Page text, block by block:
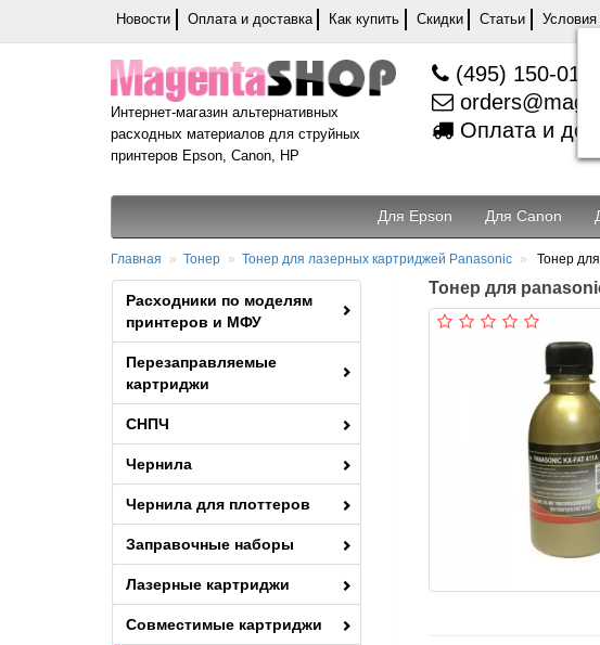
Новости Оплата и доставка Как купить Скидки Статьи Условия
Интернет-магазин альтернативных
расходных материалов для струйных
принтеров Epson, Canon, HP
(495) 150-01-37
Оплата и
Для Epson Для Canon
Главная Тонер Тонер для лазерных картриджей Panasonic Тонер
Расходники по моделям
принтеров и МФУ
Перезаправляемые
картриджи
СНПЧ
Чернила
Чернила для плоттеров
Заправочные наборы
Лазерные картриджи
Совместимые картриджи
Тонер для